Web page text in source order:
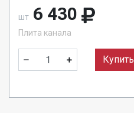
шт 6 430
Плита канала
Купить